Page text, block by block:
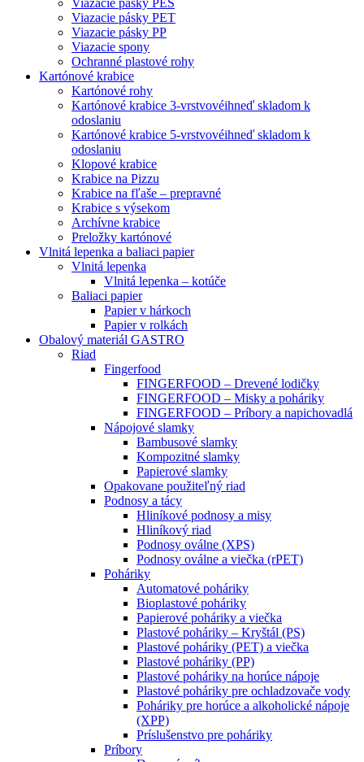
Viazacie pásky PET
Viazacie pásky PP
Viazacie spony
Ochranné plastové rohy
Kartónové krabice
Kartónové rohy
Kartónové krabice 3-vrstvovéihneď skladom k
odoslaniu
Kartónové krabice 5-vrstvovéihneď skladom k
odoslaniu
Klopové krabice
Krabice na Pizzu
Krabice na fľaše – prepravné
Krabice s výsekom
Archívne krabice
Preložky kartónové
Vlnitá lepenka a baliaci papier
Vlnitá lepenka
Vlnitá lepenka – kotúče
Baliaci papier
Papier v hárkoch
Papier v rolkách
Obalový materiál GASTRO
Riad
Fingerfood
FINGERFOOD – Drevené lodičky
FINGERFOOD – Misky a poháriky
FINGERFOOD – Príbory a napichovadlá
Nápojové slamky
Bambusové slamky
Kompozitné slamky
Papierové slamky
Opakovane použiteľný riad
Podnosy a tácy
Hliníkové podnosy a misy
Hliníkový riad
Podnosy oválne (XPS)
Podnosy oválne a viečka (rPET)
Poháriky
Automatové poháriky
Bioplastové poháriky
Papierové poháriky a viečka
Plastové poháriky – Kryštál (PS)
Plastové poháriky (PET) a viečka
Plastové poháriky (PP)
Plastové poháriky na horúce nápoje
Plastové poháriky pre ochladzovače vody
Poháriky pre horúce a alkoholické nápoje
(XPP)
Príslušenstvo pre poháriky
Príbory